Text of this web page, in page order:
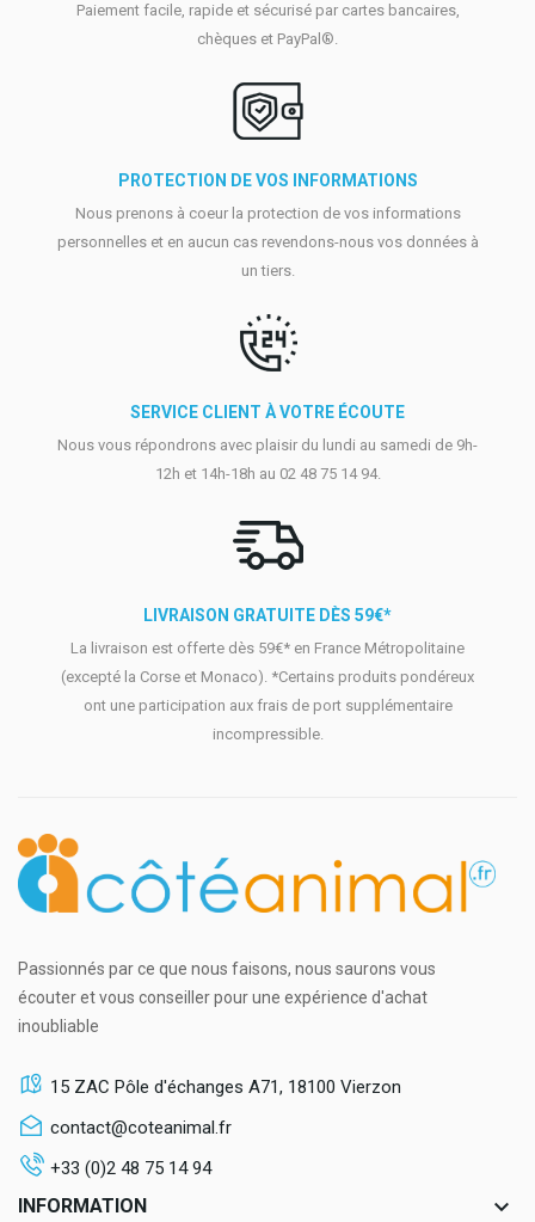
Paiement facile, rapide et sécurisé par cartes bancaires,
chèques et PayPal®.
PROTECTION DE VOS INFORMATIONS
Nous prenons à coeur la protection de vos informations
personnelles et en aucun cas revendons-nous vos données à
un tiers.
SERVICE CLIENT À VOTRE ÉCOUTE
Nous vous répondrons avec plaisir du lundi au samedi de 9h-
12h et 14h-18h au 02 48 75 14 94.
LIVRAISON GRATUITE DÈS 59€*
La livraison est offerte dès 59€* en France Métropolitaine
(excepté la Corse et Monaco). *Certains produits pondéreux
ont une participation aux frais de port supplémentaire
incompressible.
Passionnés par ce que nous faisons, nous saurons vous
écouter et vous conseiller pour une expérience d'achat
inoubliable
15 ZAC Pôle d'échanges A71, 18100 Vierzon
contact@coteanimal.fr
+33 (0)2 48 75 14 94
INFORMATION keyboard_arrow_down